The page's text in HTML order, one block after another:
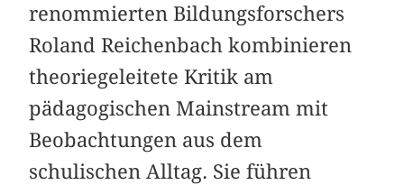
renommierten Bildungs­forschers
Roland Reichenbach kombinieren
theoriegeleitete Kritik am
pädagogischen Mainstream mit
Beobachtungen aus dem
schulischen Alltag. Sie führen